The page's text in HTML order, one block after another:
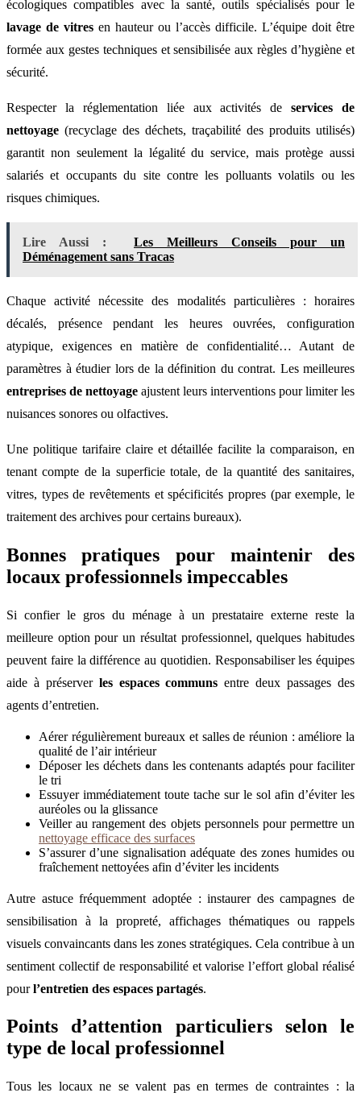
écologiques compatibles avec la santé, outils spécialisés pour le
lavage de vitres en hauteur ou l’accès difficile. L’équipe doit être
formée aux gestes techniques et sensibilisée aux règles d’hygiène et
sécurité.
Respecter la réglementation liée aux activités deservices de
nettoyage (recyclage des déchets, traçabilité des produits utilisés)
garantit non seulement la légalité du service, mais protège aussi
salariés et occupants du site contre les polluants volatils ou les
risques chimiques.
Lire Aussi :
Les Meilleurs Conseils pour un
Déménagement sans Tracas
Chaque activité nécessite des modalités particulières : horaires
décalés, présence pendant les heures ouvrées, configuration
atypique, exigences en matière de confidentialité… Autant de
paramètres à étudier lors de la définition du contrat. Les meilleures
entreprises de nettoyage ajustent leurs interventions pour limiter les
nuisances sonores ou olfactives.
Une politique tarifaire claire et détaillée facilite la comparaison, en
tenant compte de la superficie totale, de la quantité des sanitaires,
vitres, types de revêtements et spécificités propres (par exemple, le
traitement des archives pour certains bureaux).
Bonnes pratiques pour maintenir des
locaux professionnels impeccables
Si confier le gros du ménage à un prestataire externe reste la
meilleure option pour un résultat professionnel, quelques habitudes
peuvent faire la différence au quotidien. Responsabiliser les équipes
aide à préserver les espaces communs entre deux passages des
agents d’entretien.
Aérer régulièrement bureaux et salles de réunion : améliore la
qualité de l’air intérieur
Déposer les déchets dans les contenants adaptés pour faciliter
le tri
Essuyer immédiatement toute tache sur le sol afin d’éviter les
auréoles ou la glissance
Veiller au rangement des objets personnels pour permettre un
nettoyage efficace des surfaces
S’assurer d’une signalisation adéquate des zones humides ou
fraîchement nettoyées afin d’éviter les incidents
Autre astuce fréquemment adoptée : instaurer des campagnes de
sensibilisation à la propreté, affichages thématiques ou rappels
visuels convaincants dans les zones stratégiques. Cela contribue à un
sentiment collectif de responsabilité et valorise l’effort global réalisé
pourl’entretien des espaces partagés.
Points d’attention particuliers selon le
type de local professionnel
Tous les locaux ne se valent pas en termes de contraintes : la